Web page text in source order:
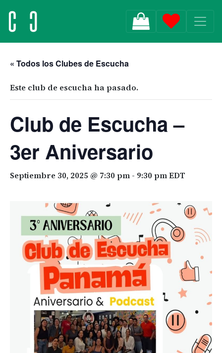
MAIN NAVIGATION
« Todos los Clubes de Escucha
Este club de escucha ha pasado.
Club de Escucha –
3er Aniversario
Septiembre 30, 2025 @ 7:30 pm - 9:30 pmEDT